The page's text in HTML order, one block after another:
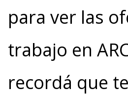
para ver las
trabajo en
recordá que